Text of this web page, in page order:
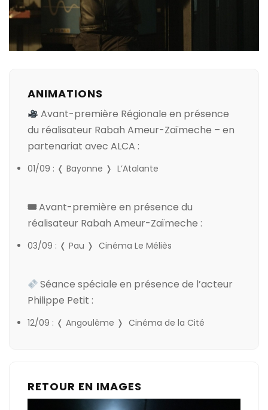
ANIMATIONS
Avant-première Régionale en présence
du réalisateur Rabah Ameur-Zaïmeche – en
partenariat avec ALCA :
01/09 : ❬ Bayonne ❭ L’Atalante
🎟Avant-première en présence du
réalisateur Rabah Ameur-Zaïmeche :
03/09 : ❬ Pau ❭ Cinéma Le Méliès
Séance spéciale en présence de l’acteur
Philippe Petit :
12/09 : ❬ Angoulême ❭ Cinéma de la Cité
RETOUR EN IMAGES